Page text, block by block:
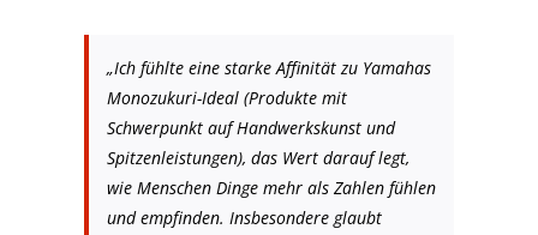
„Ich fühlte eine starke Affinität zu Yamahas
Monozukuri-Ideal (Produkte mit
Schwerpunkt auf Handwerkskunst und
Spitzenleistungen), das Wert darauf legt,
wie Menschen Dinge mehr als Zahlen fühlen
und empfinden. Insbesondere glaubt